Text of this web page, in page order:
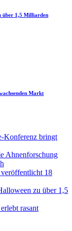
über 1,5 Milliarden
Markt
Konferenz bringt
Ahnenforschung
18
zu über 1,5
rasant